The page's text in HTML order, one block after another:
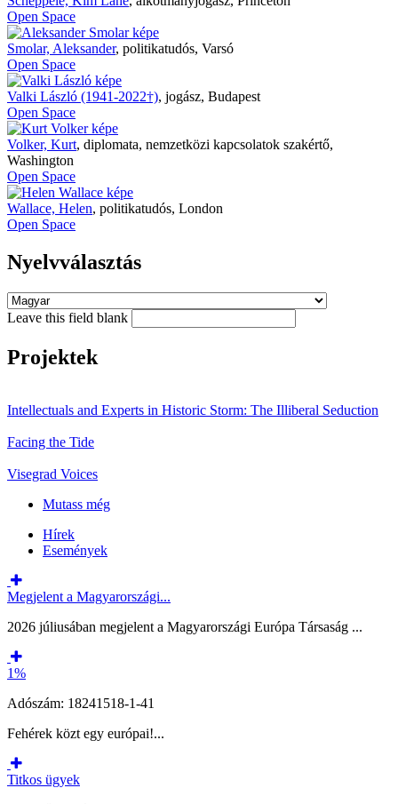
Open Space
Smolar, Aleksander, politikatudós, Varsó
Open Space
Valki László (1941-2022†), jogász, Budapest
Open Space
Volker, Kurt, diplomata, nemzetközi kapcsolatok szakértő,
Washington
Open Space
Wallace, Helen, politikatudós, London
Open Space
Nyelvválasztás
Leave this field blank
Projektek
Intellectuals and Experts in Historic Storm: The Illiberal Seduction
Facing the Tide
Visegrad Voices
Mutass még
Hírek
Események
Megjelent a Magyarországi...
2026 júliusában megjelent a Magyarországi Európa Társaság ...
1%
Adószám: 18241518-1-41
Fehérek közt egy európai!...
Titkos ügyek